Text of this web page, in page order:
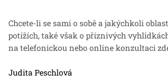
Chcete-li se sami o sobě a jakýchkoli
potížích, také však o příznivých
na telefonickou nebo online konzultaci
Judita Peschlová